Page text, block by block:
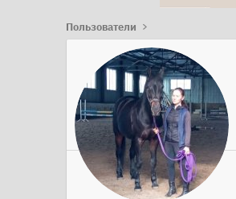
Пользователи